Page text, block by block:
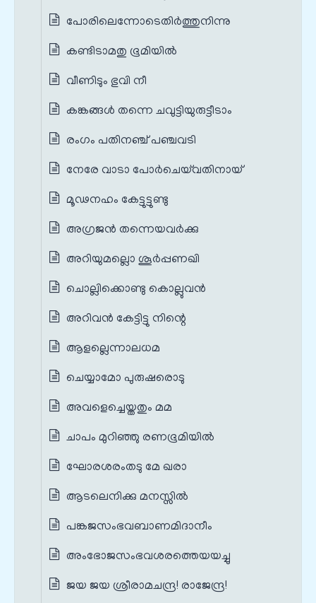
പോരിലെന്നോടെതിർത്തുനിന്നു
കണ്ടിടാമതു ഭൂമിയിൽ
വീണിടും ഭുവി നീ
കങ്കങ്ങൾ തന്നെ ചവുട്ടിയുരുട്ടീടാം
രംഗം പതിനഞ്ച് പഞ്ചവടി
നേരേ വാടാ പോർചെയ്‌വതിനായ്
മൂഢനഹം കേട്ടുട്ടുണ്ടു
അഗ്രജൻ തന്നെയവർക്കു
അറിയുമല്ലൊ ശൂർപ്പണഖി
ചൊല്ലിക്കൊണ്ടു കൊല്ലുവൻ
അറിവൻ കേട്ടിട്ടു നിന്റെ
ആളല്ലെന്നാലധമ
ചെയ്യാമോ പുരുഷരൊടു
അവളെച്ചെയ്തതും മമ
ചാപം മുറിഞ്ഞു രണഭൂമിയിൽ
ഘോരശരം‌തടു മേ ഖരാ
ആടലെനിക്കു മനസ്സിൽ
പങ്കജസംഭവബാണമിദാനീം
അംഭോജസംഭവശരത്തെയയച്ചു
ജയ ജയ ശ്രീരാമചന്ദ്ര! രാജേന്ദ്ര!